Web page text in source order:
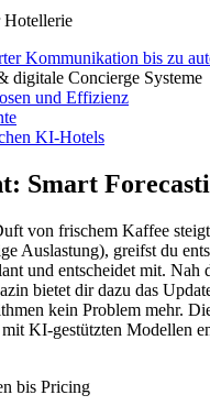
Kommunikation bis zu
digitale Concierge Systeme
und Effizienz
KI-Hotels
von frischem Kaffee
Auslastung), greifst du
und entscheidet mit.
bietet dir dazu das
kein Problem mehr.
KI-gestützten Modellen
bis Pricing